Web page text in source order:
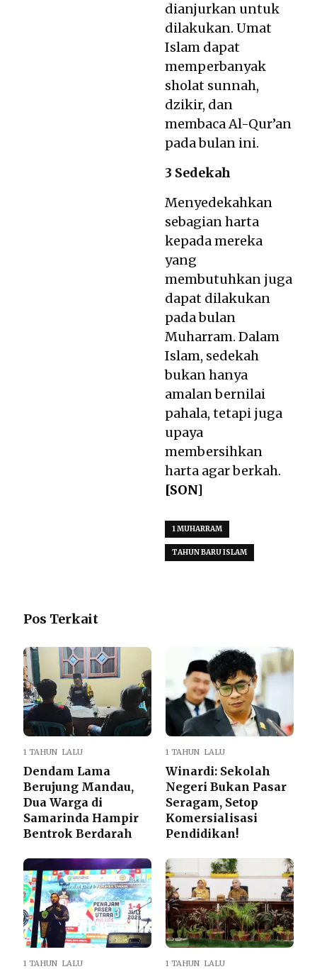
dianjurkan untuk
dilakukan. Umat
Islam dapat
memperbanyak
sholat sunnah,
dzikir, dan
membaca Al-Qur’an
pada bulan ini.
3 Sedekah
Menyedekahkan
sebagian harta
kepada mereka
yang
membutuhkan juga
dapat dilakukan
pada bulan
Muharram. Dalam
Islam, sedekah
bukan hanya
amalan bernilai
pahala, tetapi juga
upaya
membersihkan
harta agar berkah.
[SON]
1 MUHARRAM
TAHUN BARU ISLAM
Pos Terkait
1 TAHUN LALU
Dendam Lama
Berujung Mandau,
Dua Warga di
Samarinda Hampir
Bentrok Berdarah
1 TAHUN LALU
Winardi: Sekolah
Negeri Bukan Pasar
Seragam, Setop
Komersialisasi
Pendidikan!
1 TAHUN LALU 1 TAHUN LALU